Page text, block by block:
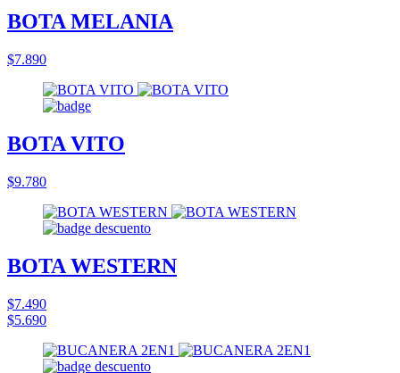
BOTA MELANIA
$7.890
BOTA VITO
$9.780
BOTA WESTERN
$7.490
$5.690